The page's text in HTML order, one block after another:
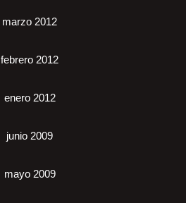
marzo 2012
febrero 2012
enero 2012
junio 2009
mayo 2009